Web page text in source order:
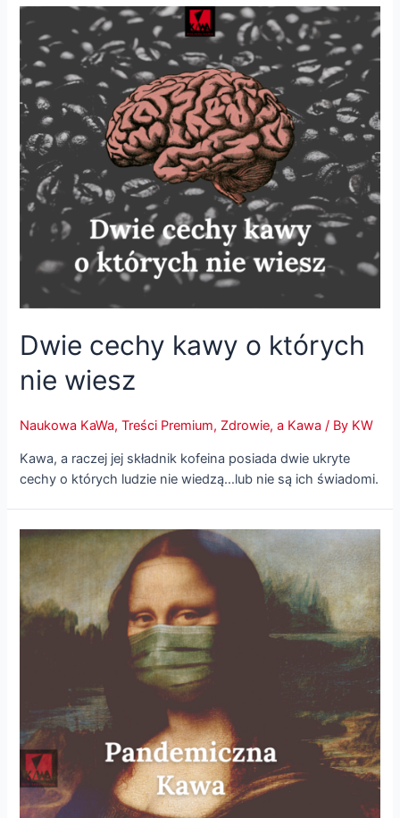
Dwie cechy kawy o których
nie wiesz
Naukowa KaWa,Treści Premium, Zdrowie, a Kawa / By KW
Kawa, a raczej jej składnik kofeina posiada dwie ukryte
cechy o których ludzie nie wiedzą…lub nie są ich świadomi.